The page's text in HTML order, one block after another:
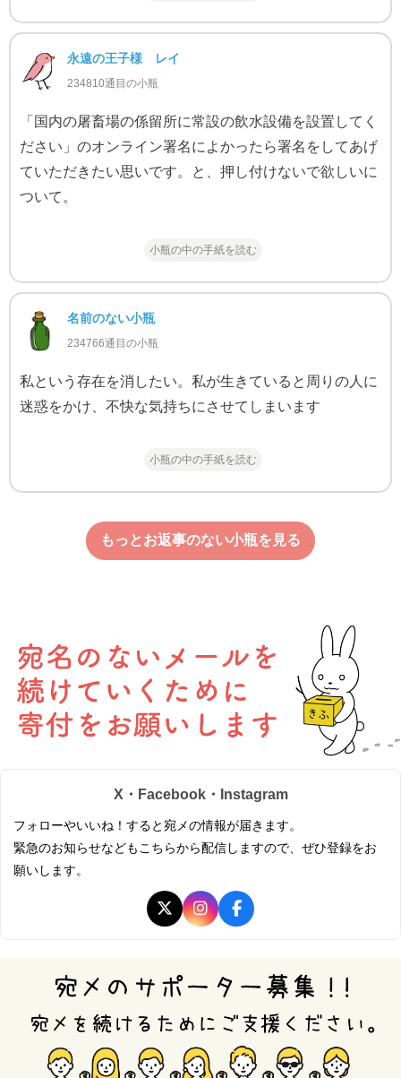
永遠の王子様 レイ
234810通目の小瓶
「国内の屠畜場の係留所に常設の飲水設備を設置してく
ださい」のオンライン署名によかったら署名をしてあげ
ていただきたい思いです。と、押し付けないで欲しいに
ついて。
小瓶の中の手紙を読む
名前のない小瓶
234766通目の小瓶
私という存在を消したい。私が生きていると周りの人に
迷惑をかけ、不快な気持ちにさせてしまいます
小瓶の中の手紙を読む
もっとお返事のない小瓶を見る
X・Facebook・Instagram
フォローやいいね！すると宛メの情報が届きます。
緊急のお知らせなどもこちらから配信しますので、ぜひ登録をお
願いします。